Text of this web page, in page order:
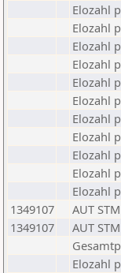
Elozahl
Elozahl
Elozahl
Elozahl
Elozahl
Elozahl
Elozahl
Elozahl
Elozahl
Elozahl
Elozahl
1349107
AUT
1349107
AUT
Elozahl